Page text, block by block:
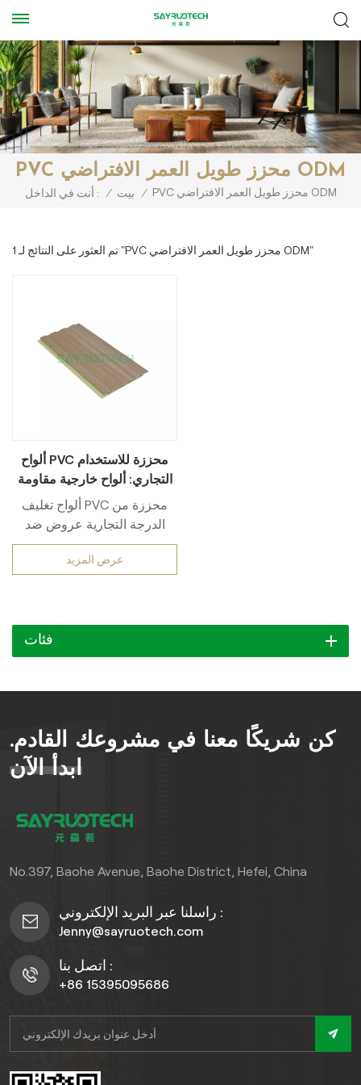
PVC محزز طويل العمر الافتراضي ODM
أنت في الداخل : / بيت / PVC محزز طويل العمر الافتراضي ODM
1 تم العثور على النتائج لـ "PVC محزز طويل العمر الافتراضي ODM"
ألواح PVC محززة للاستخدام
التجاري: ألواح خارجية مقاومة
للماء للاستخدام التجاري
الخارجي
ألواح تغليف PVC محززة من
الدرجة التجارية عروض ضد
للماءحلول متينة للاستخدامات
الصناعية في الهواء الطلق
فوق البنفسجية، والرطوبة
القاسية، بينما يُقاوم تصميمه
العمل، وتُضفي الأسطح
المُحكمة (التي تُحاكي الخشب/
الحجر) والتي لا تحتاج إلى صيانة
واجهات المحلات التجارية
والفنادق والمباني. صُمم هذا
الخارجية - فهو يدوم طويلًا.
متاعب.
عرض المزيد
فئات
كن شريكًا معنا في مشروعك القادم.
ابدأ الآن
No.397, Baohe Avenue, Baohe District, Hefei, China
راسلنا عبر البريد الإلكتروني :
Jenny@sayruotech.com
اتصل بنا :
+86 15395095686